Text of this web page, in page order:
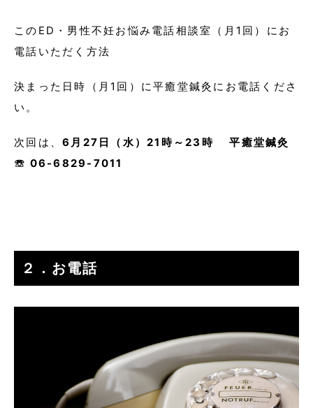
このED・男性不妊お悩み電話相談室（月1回）にお
電話いただく方法
決まった日時（月1回）に平癒堂鍼灸にお電話くださ
い。
次回は、 6月27日（水）21時～23時 平癒堂鍼灸
☏ 06-6829-7011
２．お電話